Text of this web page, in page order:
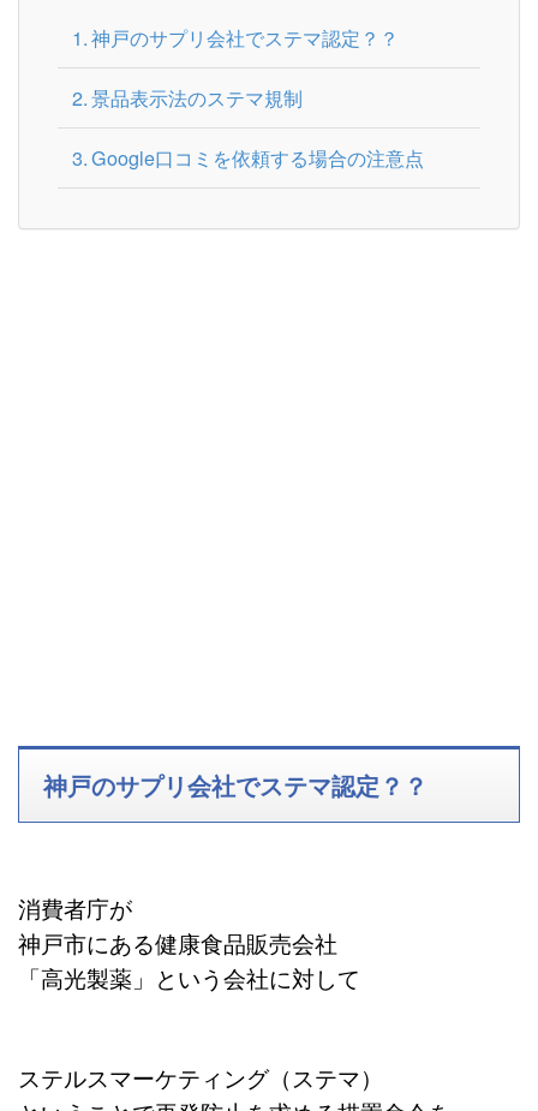
神戸のサプリ会社でステマ認定？？
景品表示法のステマ規制
Google口コミを依頼する場合の注意点
神戸のサプリ会社でステマ認定？？
消費者庁が
神戸市にある健康食品販売会社
「高光製薬」という会社に対して
ステルスマーケティング（ステマ）